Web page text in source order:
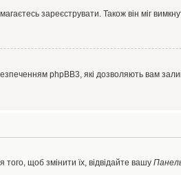
зареєструвати. Також він міг
phpBB3, які дозволяють вам
щоб змінити їх, відвідайте вашу